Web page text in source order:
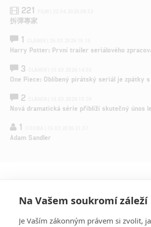
221
拆彈專家
1
Harry Potter: První trailer seriálového
3
One Piece: Oblíbený pirátský seriál je zpátky
2
Nová dramatická série přiblíží skutečný únos
1
Adam Sandler
Na Vašem soukromí záleží
Je Vaším zákonným právem si zvolit,